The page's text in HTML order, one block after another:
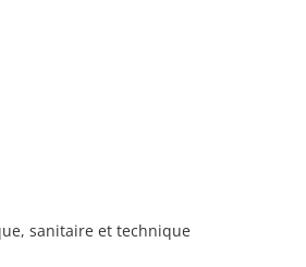
sanitaire et technique